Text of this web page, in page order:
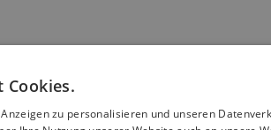
Cookies.
zu personalisieren und unseren